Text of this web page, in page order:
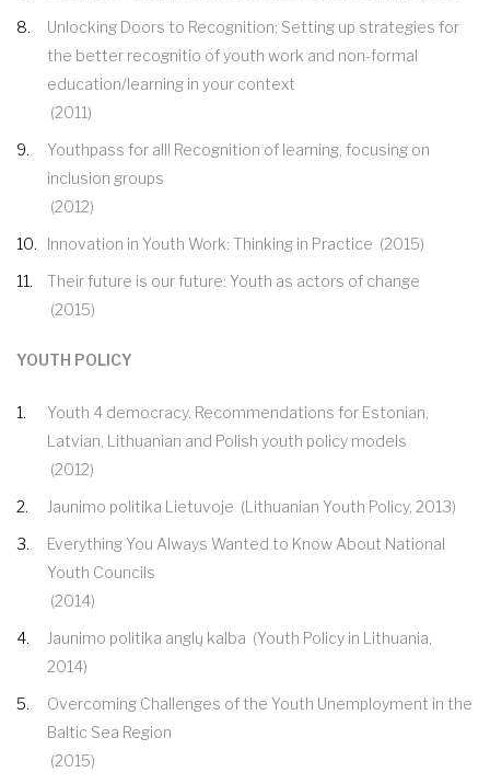
Unlocking Doors to Recognition: Setting up strategies for
the better recognitio of youth work and non-formal
education/learning in your context
(2011)
Youthpass for all! Recognition of learning, focusing on
inclusion groups
(2012)
Innovation in Youth Work: Thinking in Practice (2015)
Their future is our future: Youth as actors of change
(2015)
YOUTH POLICY
Youth 4 democracy. Recommendations for Estonian,
Latvian, Lithuanian and Polish youth policy models
(2012)
Jaunimo politika Lietuvoje (Lithuanian Youth Policy, 2013)
Everything You Always Wanted to Know About National
Youth Councils
(2014)
Jaunimo politika anglų kalba (Youth Policy in Lithuania,
2014)
Overcoming Challenges of the Youth Unemployment in the
Baltic Sea Region
(2015)